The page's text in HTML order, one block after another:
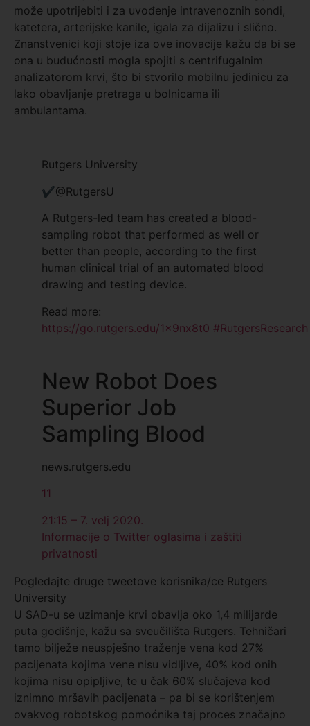
može upotrijebiti i za uvođenje intravenoznih sondi,
katetera, arterijske kanile, igala za dijalizu i slično.
Znanstvenici koji stoje iza ove inovacije kažu da bi se
ona u budućnosti mogla spojiti s centrifugalnim
analizatorom krvi, što bi stvorilo mobilnu jedinicu za
lako obavljanje pretraga u bolnicama ili
ambulantama.
Rutgers University
✔@RutgersU
A Rutgers-led team has created a blood-
sampling robot that performed as well or
better than people, according to the first
human clinical trial of an automated blood
drawing and testing device.
Read more:
https://go.rutgers.edu/1x9nx8t0 #RutgersResearch
New Robot Does
Superior Job
Sampling Blood
news.rutgers.edu
11
21:15 – 7. velj 2020.
Informacije o Twitter oglasima i zaštiti
privatnosti
Pogledajte druge tweetove korisnika/ce Rutgers
University
U SAD-u se uzimanje krvi obavlja oko 1,4 milijarde
puta godišnje, kažu sa sveučilišta Rutgers. Tehničari
tamo bilježe neuspješno traženje vena kod 27%
pacijenata kojima vene nisu vidljive, 40% kod onih
kojima nisu opipljive, te u čak 60% slučajeva kod
iznimno mršavih pacijenata – pa bi se korištenjem
ovakvog robotskog pomoćnika taj proces značajno